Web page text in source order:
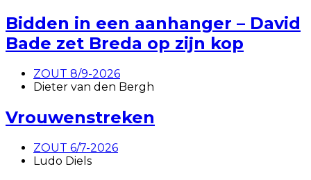
Bidden in een aanhanger – David
Bade zet Breda op zijn kop
ZOUT 8/9-2026
Dieter van den Bergh
Vrouwenstreken
ZOUT 6/7-2026
Ludo Diels